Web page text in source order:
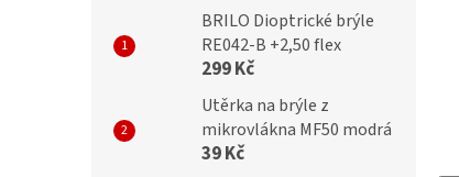
BRILO Dioptrické brýle
RE042-B +2,50 flex
299 Kč
Utěrka na brýle z
mikrovlákna MF50 modrá
39 Kč